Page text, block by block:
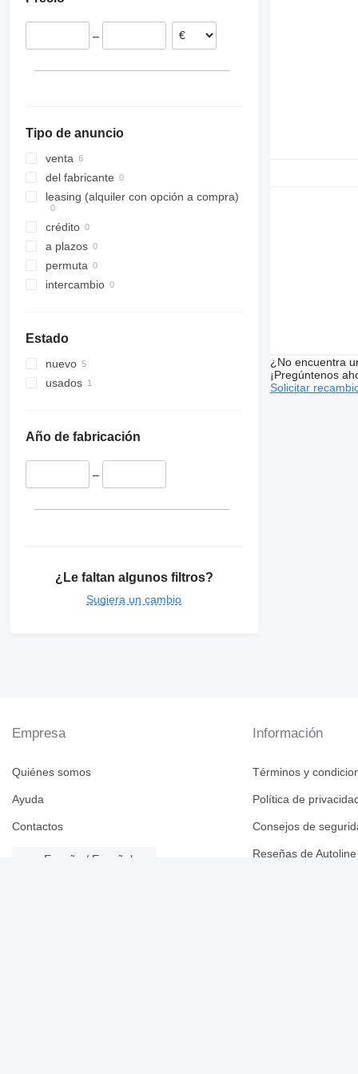
–
Tipo de anuncio
venta
del fabricante
leasing (alquiler con opción a compra)
crédito
a plazos
permuta
intercambio
Estado
nuevo
usados
Año de fabricación
–
¿Le faltan algunos filtros?
Sugiera un cambio
¿No encuentra
¡Pregúntenos
Solicitar
Empresa
Quiénes somos
Ayuda
Contactos
España / Español
Información
Términos y
Política de
Consejos de
Reseñas de Autoline